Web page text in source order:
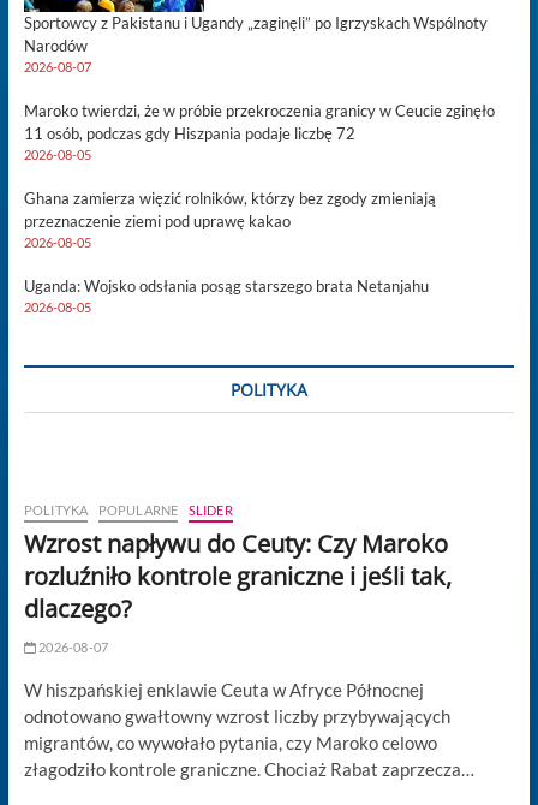
Sportowcy z Pakistanu i Ugandy „zaginęli” po Igrzyskach Wspólnoty
Narodów
2026-08-07
Maroko twierdzi, że w próbie przekroczenia granicy w Ceucie zginęło
11 osób, podczas gdy Hiszpania podaje liczbę 72
2026-08-05
Ghana zamierza więzić rolników, którzy bez zgody zmieniają
przeznaczenie ziemi pod uprawę kakao
2026-08-05
Uganda: Wojsko odsłania posąg starszego brata Netanjahu
2026-08-05
POLITYKA
POLITYKA POPULARNE SLIDER
Wzrost napływu do Ceuty: Czy Maroko
rozluźniło kontrole graniczne i jeśli tak,
dlaczego?
2026-08-07
W hiszpańskiej enklawie Ceuta w Afryce Północnej
odnotowano gwałtowny wzrost liczby przybywających
migrantów, co wywołało pytania, czy Maroko celowo
złagodziło kontrole graniczne. Chociaż Rabat zaprzecza…